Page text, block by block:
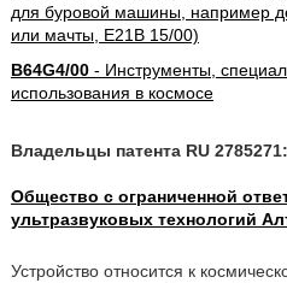
для буровой машины, например
или мачты, E21B 15/00)
B64G4/00- Инструменты,
использования в космосе
Владельцы патента RU 2785271:
Общество с ограниченной
ультразвуковых технологий
Устройство относится к